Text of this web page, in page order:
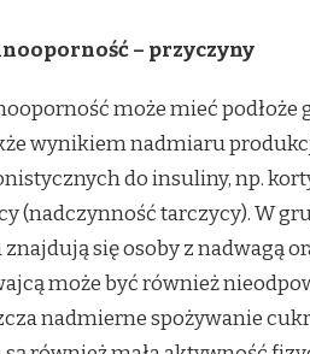
– przyczyny
może mieć podłoże
wynikiem nadmiaru
do insuliny, np.
(nadczynność tarczycy). W
się osoby z nadwagą
może być również
nadmierne spożywanie